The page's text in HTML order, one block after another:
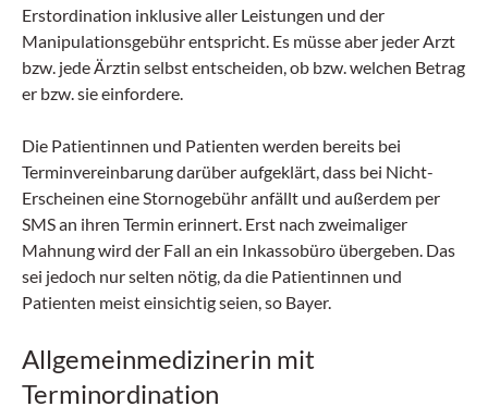
Erstordination inklusive aller Leistungen und der
Manipulationsgebühr entspricht. Es müsse aber jeder Arzt
bzw. jede Ärztin selbst entscheiden, ob bzw. welchen Betrag
er bzw. sie einfordere.
Die Patientinnen und Patienten werden bereits bei
Terminvereinbarung darüber aufgeklärt, dass bei Nicht-
Erscheinen eine Stornogebühr anfällt und außerdem per
SMS an ihren Termin erinnert. Erst nach zweimaliger
Mahnung wird der Fall an ein Inkassobüro übergeben. Das
sei jedoch nur selten nötig, da die Patientinnen und
Patienten meist einsichtig seien, so Bayer.
Allgemeinmedizinerin mit
Terminordination